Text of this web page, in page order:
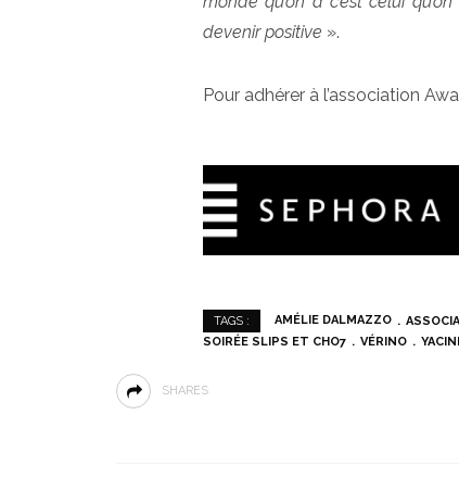
devenir positive ».
Pour adhérer à l’association
TAGS : AMÉLIE DALMAZZO
SOIRÉE SLIPS ET CHO7
VÉRINO
SHARES